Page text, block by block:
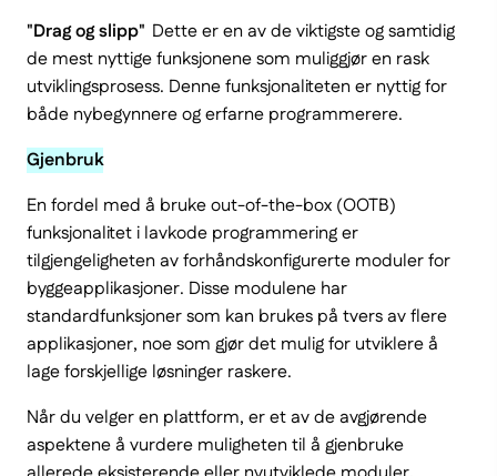
"Drag og slipp" Dette er en av de viktigste og samtidig
de mest nyttige funksjonene som muliggjør en rask
utviklingsprosess. Denne funksjonaliteten er nyttig for
både nybegynnere og erfarne programmerere.
Gjenbruk
En fordel med å bruke out-of-the-box (OOTB)
funksjonalitet i lavkode programmering er
tilgjengeligheten av forhåndskonfigurerte moduler for
byggeapplikasjoner. Disse modulene har
standardfunksjoner som kan brukes på tvers av flere
applikasjoner, noe som gjør det mulig for utviklere å
lage forskjellige løsninger raskere.
Når du velger en plattform, er et av de avgjørende
aspektene å vurdere muligheten til å gjenbruke